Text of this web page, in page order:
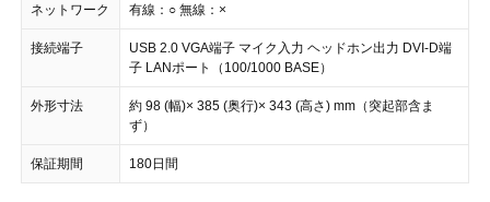
ネットワーク 有線：○ 無線：×
接続端子
USB 2.0 VGA端子 マイク入力 ヘッドホン出力 DVI-D端
子 LANポート（100/1000 BASE）
外形寸法
約 98 (幅)× 385 (奥行)× 343 (高さ) mm（突起部含ま
ず）
保証期間 180日間